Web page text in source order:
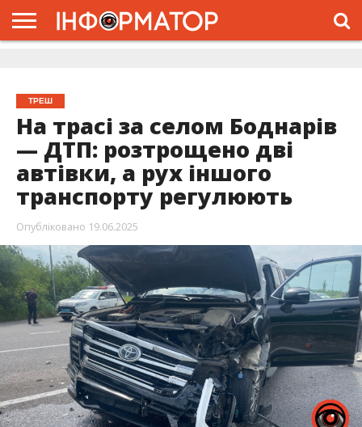
ТРЕШ
На трасі за селом Боднарів
— ДТП: розтрощено дві
автівки, а рух іншого
транспорту регулюють
Опубліковано 19.06.2025